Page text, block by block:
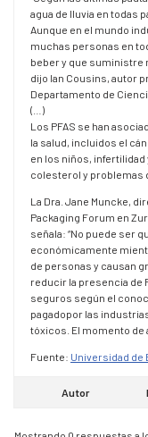
agua de lluvia en todas
Aunque en el mundo
muchas personas en
beber y que suministre
dijo Ian Cousins, autor
Departamento de
(…)
Los PFAS se han
la salud, incluidos el
en los niños,
colesterol y problemas
La Dra. Jane Muncke,
Packaging Forum en
señala: “No puede ser
económicamente
de personas y causan
reducir la presencia de
seguros según el
pagadopor las
tóxicos. El momento de
Fuente: Universidad de
Autor